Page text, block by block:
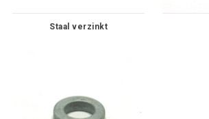
Staal verzinkt